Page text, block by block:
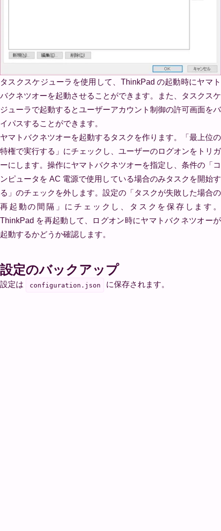
タスクスケジューラを使用して、ThinkPad の起動時にヤマト
バクネツオーを起動させることができます。また、タスクスケ
ジューラで起動するとユーザーアカウント制御の許可画面をバ
イパスすることができます。
ヤマトバクネツオーを起動するタスクを作ります。「最上位の
特権で実行する」にチェックし、ユーザーのログオンをトリガ
ーにします。操作にヤマトバクネツオーを指定し、条件の「コ
ンピュータを AC 電源で使用している場合のみタスクを開始す
る」のチェックを外します。設定の「タスクが失敗した場合の
再起動の間隔」にチェックし、タスクを保存します。
ThinkPad を再起動して、ログオン時にヤマトバクネツオーが
起動するかどうか確認します。
設定のバックアップ
設定は configuration.json に保存されます。